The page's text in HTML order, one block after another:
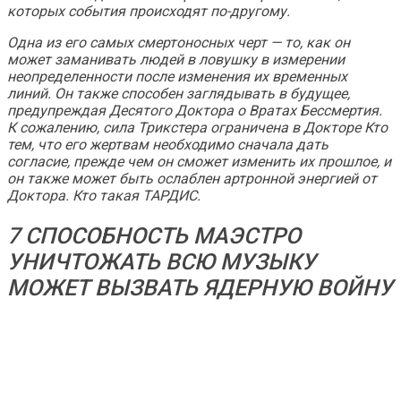
которых события происходят по-другому.
Одна из его самых смертоносных черт — то, как он
может заманивать людей в ловушку в измерении
неопределенности после изменения их временных
линий. Он также способен заглядывать в будущее,
предупреждая Десятого Доктора о Вратах Бессмертия.
К сожалению, сила Трикстера ограничена вДокторе Кто
тем, что его жертвам необходимо сначала дать
согласие, прежде чем он сможет изменить их прошлое, и
он также может быть ослаблен артронной энергией от
Доктора. Кто такая ТАРДИС.
7 СПОСОБНОСТЬ МАЭСТРО
УНИЧТОЖАТЬ ВСЮ МУЗЫКУ
МОЖЕТ ВЫЗВАТЬ ЯДЕРНУЮ ВОЙНУ